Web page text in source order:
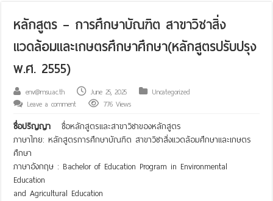
หลักสูตร – การศึกษาบัณฑิต สาขาวิชาสิ่ง
แวดล้อมและเกษตรศึกษาศึกษา(หลักสูตรปรับปรุง
พ.ศ. 2555)
env@msu.ac.th June 25, 2025
Uncategorized
Leave a comment
776 Views
ชื่อปริญญา ชื่อหลักสูตรและสาขาวิชาของหลักสูตร
ภาษาไทย: หลักสูตรการศึกษาบัณฑิต สาขาวิชาสิ่งแวดล้อมศึกษาและเกษตร
ศึกษา
ภาษาอังกฤษ : Bachelor of Education Program in Environmental
Education
and Agricultural Education